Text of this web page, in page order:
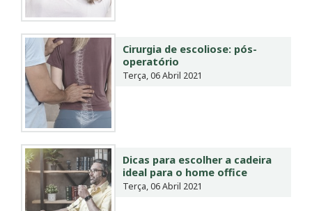
Cirurgia de escoliose: pós-
operatório
Terça, 06 Abril 2021
Dicas para escolher a cadeira
ideal para o home office
Terça, 06 Abril 2021